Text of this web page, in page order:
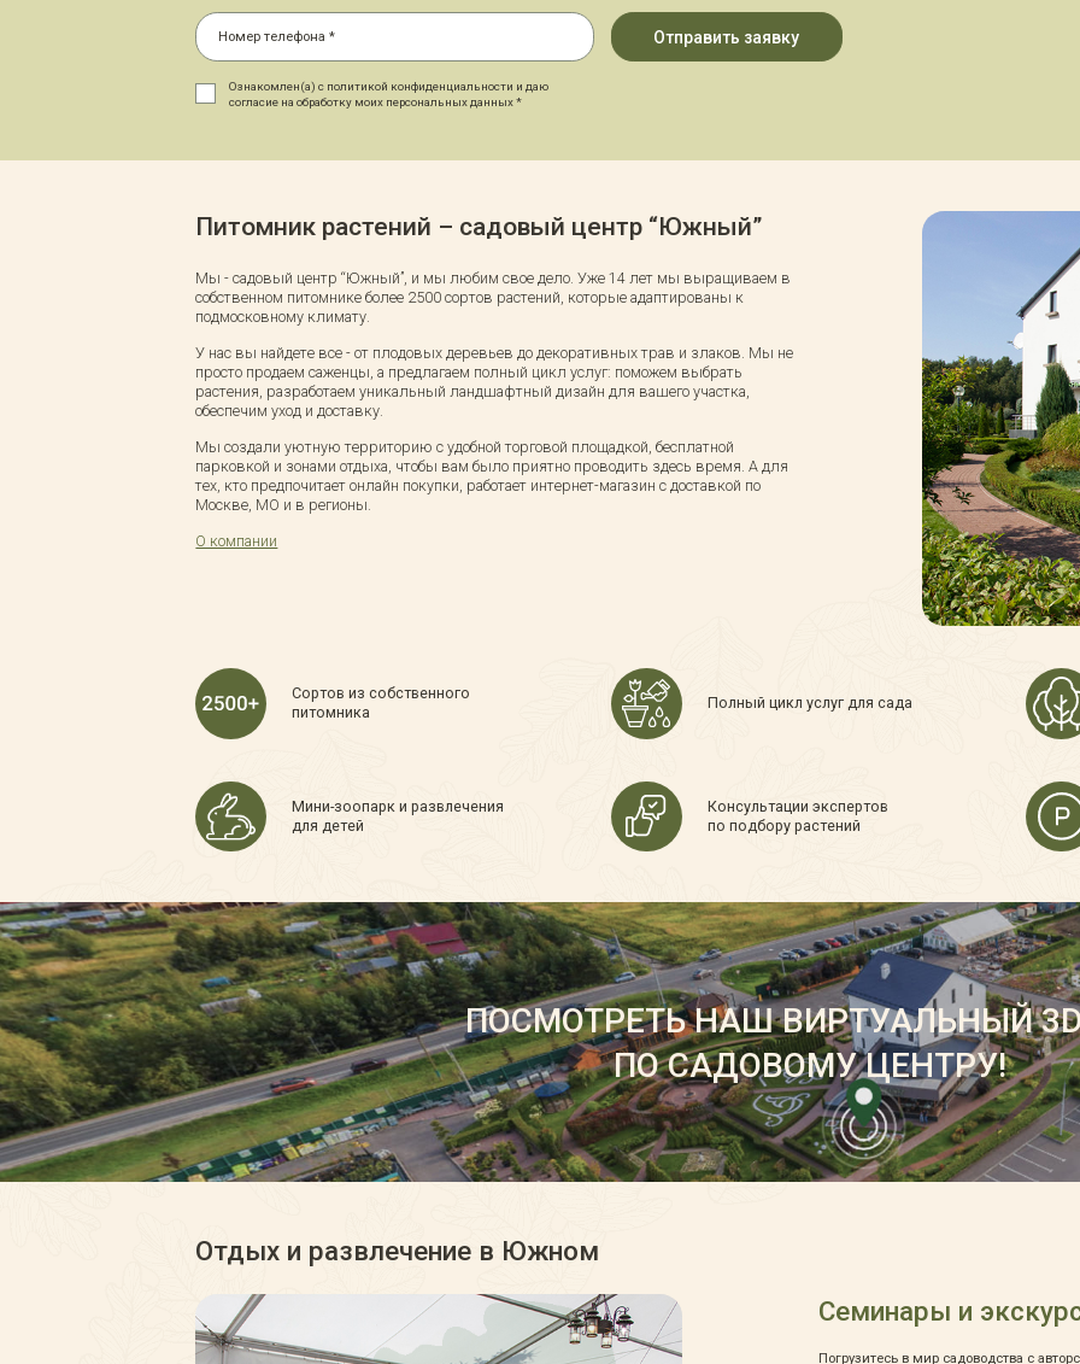
Ознакомлен(а) с политикой конфиденциальности и даю
согласие на обработку моих персональных данных *
Питомник растений – садовый центр “Южный”
Мы - садовый центр “Южный”, и мы любим свое дело. Уже 14 лет мы выращиваем в
собственном питомнике более 2500 сортов растений, которые адаптированы к
подмосковному климату.
У нас вы найдете все - от плодовых деревьев до декоративных трав и злаков. Мы не
просто продаем саженцы, а предлагаем полный цикл услуг: поможем выбрать
растения, разработаем уникальный ландшафтный дизайн для вашего участка,
обеспечим уход и доставку.
Мы создали уютную территорию с удобной торговой площадкой, бесплатной
парковкой и зонами отдыха, чтобы вам было приятно проводить здесь время. А для
тех, кто предпочитает онлайн покупки, работает интернет-магазин с доставкой по
Москве, МО и в регионы.
О компании
Сортов из собственного
питомника
Полный цикл услуг для сада
Мини-зоопарк и развлечения
для детей
Консультации экспертов
по подбору растений
ПОСМОТРЕТЬ НАШ ВИРТУАЛЬНЫЙ
ПО САДОВОМУ ЦЕНТРУ!
Отдых и развлечение в Южном
Семинары и
Погрузитесь в мир садоводства с